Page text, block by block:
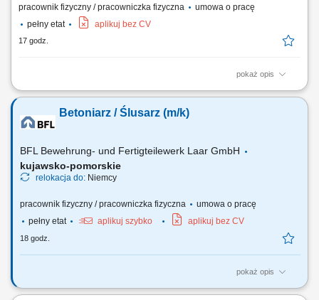
pracownik fizyczny / pracowniczka fizyczna
umowa o pracę
pełny etat
aplikuj bez CV
17 godz.
pokaż opis
spawanie metodą MAG 135 we wszystkich pozycjach, szlifowanie i
metalowych, montaż konstrukcji metalowych zgodnie z dokumentacją
techniczną, czytanie rysunku technicznego, lakierowanie elementów
Betoniarz / Ślusarz (m/k)
BFL Bewehrung- und Fertigteilewerk Laar GmbH
kujawsko-pomorskie
relokacja do: Niemcy
pracownik fizyczny / pracowniczka fizyczna
umowa o pracę
pełny etat
aplikuj szybko aplikuj bez CV
18 godz.
pokaż opis
Twój zakres obowiązków: Udział w produkcji prefabrykatów